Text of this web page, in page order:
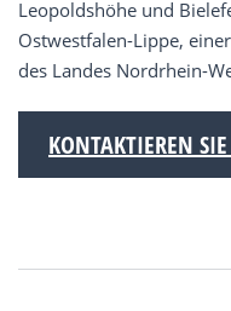
Leopoldshöhe und
Ostwestfalen-Lippe,
des Landes Nordrhein-
KONTAKTIEREN